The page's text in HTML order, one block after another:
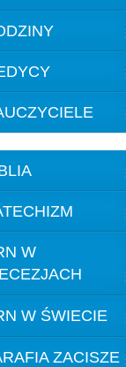
W
W ŚWIECIE
ZACISZE